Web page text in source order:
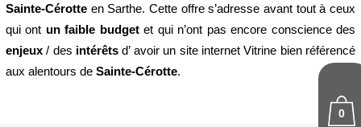
0
Sainte-Cérotte en Sarthe. Cette offre s’adresse avant tout à ceux
qui ont un faible budgetet qui n’ont pas encore conscience des
enjeux / des intérêts d’ avoir un site internet Vitrine bien référencé
aux alentours de Sainte-Cérotte.